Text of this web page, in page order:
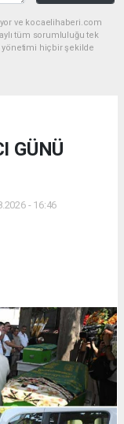
ve kocaelihaberi.com
tüm sorumluluğu tek
yönetimi hiçbir şekilde
GÜNÜ
- 16:46